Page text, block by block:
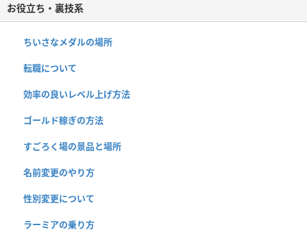
お役立ち・裏技系
ちいさなメダルの場所
転職について
効率の良いレベル上げ方法
ゴールド稼ぎの方法
すごろく場の景品と場所
名前変更のやり方
性別変更について
ラーミアの乗り方